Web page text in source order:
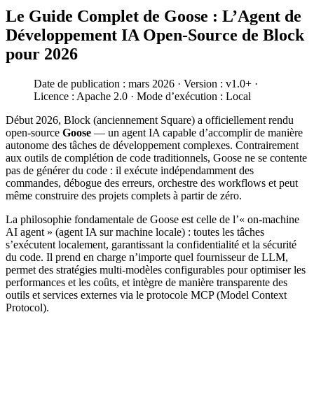
Le Guide Complet de Goose : L’Agent de
Développement IA Open-Source de Block
pour 2026
Date de publication : mars 2026 · Version : v1.0+ ·
Licence : Apache 2.0 · Mode d’exécution : Local
Début 2026, Block (anciennement Square) a officiellement rendu
open-source Goose — un agent IA capable d’accomplir de manière
autonome des tâches de développement complexes. Contrairement
aux outils de complétion de code traditionnels, Goose ne se contente
pas de générer du code : il exécute indépendamment des
commandes, débogue des erreurs, orchestre des workflows et peut
même construire des projets complets à partir de zéro.
La philosophie fondamentale de Goose est celle de l’« on-machine
AI agent » (agent IA sur machine locale) : toutes les tâches
s’exécutent localement, garantissant la confidentialité et la sécurité
du code. Il prend en charge n’importe quel fournisseur de LLM,
permet des stratégies multi-modèles configurables pour optimiser les
performances et les coûts, et intègre de manière transparente des
outils et services externes via le protocole MCP (Model Context
Protocol).